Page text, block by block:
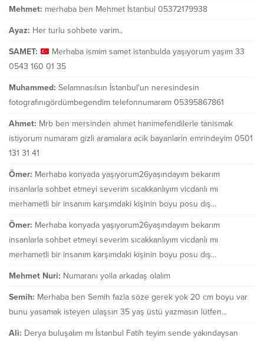
Mehmet: merhaba ben Mehmet İstanbul 05372179938
Ayaz: Her turlu sohbete varim..
SAMET:
Merhaba ismim samet istanbulda yaşıyorum yaşım 33
0543 160 01 35
Muhammed: Selamnasılsın İstanbul'un neresindesin
fotografınıgördümbegendim telefonnumaram 05395867861
Ahmet: Mrb ben mersinden ahmet hanimefendilerle tanismak
istiyorum numaram gizli aramalara acik bayanlarin emrindeyim 0501
131 31 41
Ömer: Merhaba konyada yaşıyorum26yaşındayım bekarım
insanlarla sohbet etmeyi severim sıcakkanlıyım vicdanlı mı
merhametli bir insanım karşımdaki kişinin boyu posu dış...
Ömer: Merhaba konyada yaşıyorum26yaşındayım bekarım
insanlarla sohbet etmeyi severim sıcakkanlıyım vicdanlı mı
merhametli bir insanım karşımdaki kişinin boyu posu dış...
Mehmet Nuri: Numaranı yolla arkadaş olalım
Semih: Merhaba ben Semih fazla söze gerek yok 20 cm boyu var
bunu yasamak isteyen ulaşsın 35 yaş üstü yazmasın lütfen...
Ali: Derya buluşalım mı İstanbul Fatih teyim sende yakındaysan